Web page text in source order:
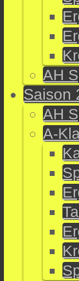
AH
Saison
AH
A-